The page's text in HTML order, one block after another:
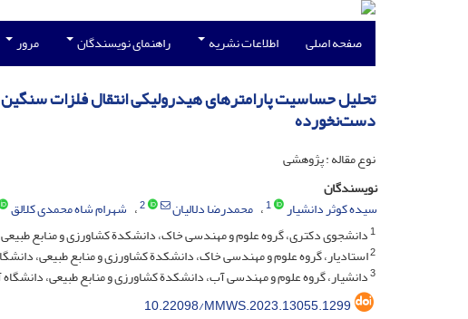
صفحه اصلی اطلاعات نشریه راهنمای نویسندگان مرور
تحلیل حساسیت پارامترهای هیدرولیکی انتقال فلزات
دست‌نخورده
نوع مقاله : پژوهشی
نویسندگان
سیده کوثر دانشیار
1 محمدرضا دلالیان 2 شهرام شاه محمدی کلالق
1دانشجوی دکتری، گروه علوم و مهندسی خاک، دانشکدة کشاورزی و منابع طبیعی،
2استادیار، گروه علوم و مهندسی خاک، دانشکدة کشاورزی و منابع طبیعی، دانشگاه
3دانشیار، گروه علوم و مهندسی آب، دانشکدة کشاورزی و منابع طبیعی، دانشگاه
10.22098/MMWS.2023.13055.1299